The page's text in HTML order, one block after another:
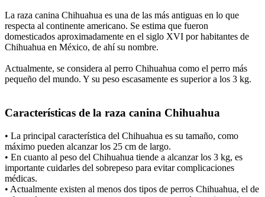
La raza canina Chihuahua es una de las más antiguas en lo que
respecta al continente americano. Se estima que fueron
domesticados aproximadamente en el siglo XVI por habitantes de
Chihuahua en México, de ahí su nombre.
Actualmente, se considera al perro Chihuahua como el perro más
pequeño del mundo. Y su peso escasamente es superior a los 3 kg.
Características de la raza canina Chihuahua
• La principal característica del Chihuahua es su tamaño, como
máximo pueden alcanzar los 25 cm de largo.
• En cuanto al peso del Chihuahua tiende a alcanzar los 3 kg, es
importante cuidarles del sobrepeso para evitar complicaciones
médicas.
• Actualmente existen al menos dos tipos de perros Chihuahua, el de